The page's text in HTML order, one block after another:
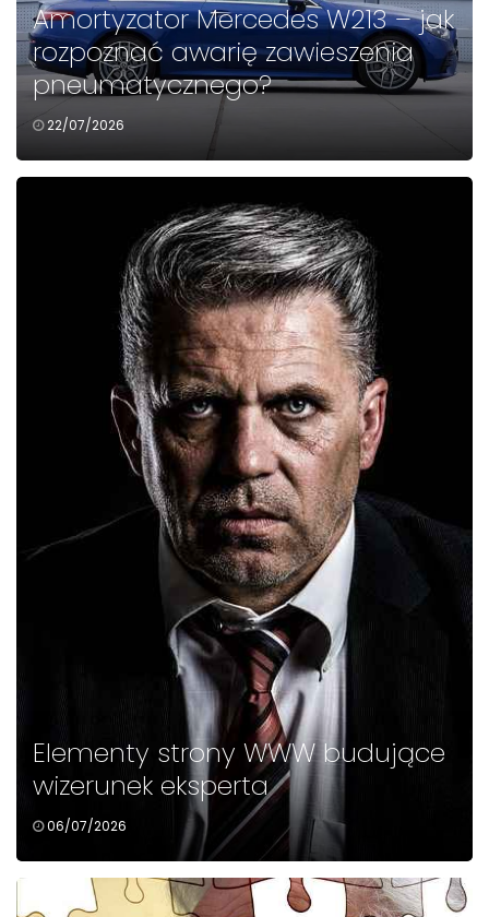
Amortyzator Mercedes W213 – jak
rozpoznać awarię zawieszenia
pneumatycznego?
22/07/2026
Elementy strony WWW budujące
wizerunek eksperta
06/07/2026